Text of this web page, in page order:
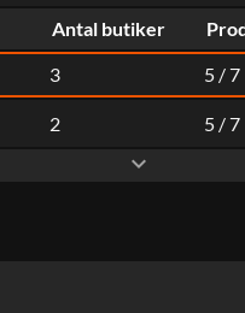
Antal butiker
3 5 /7
2 5 /7
expand_more